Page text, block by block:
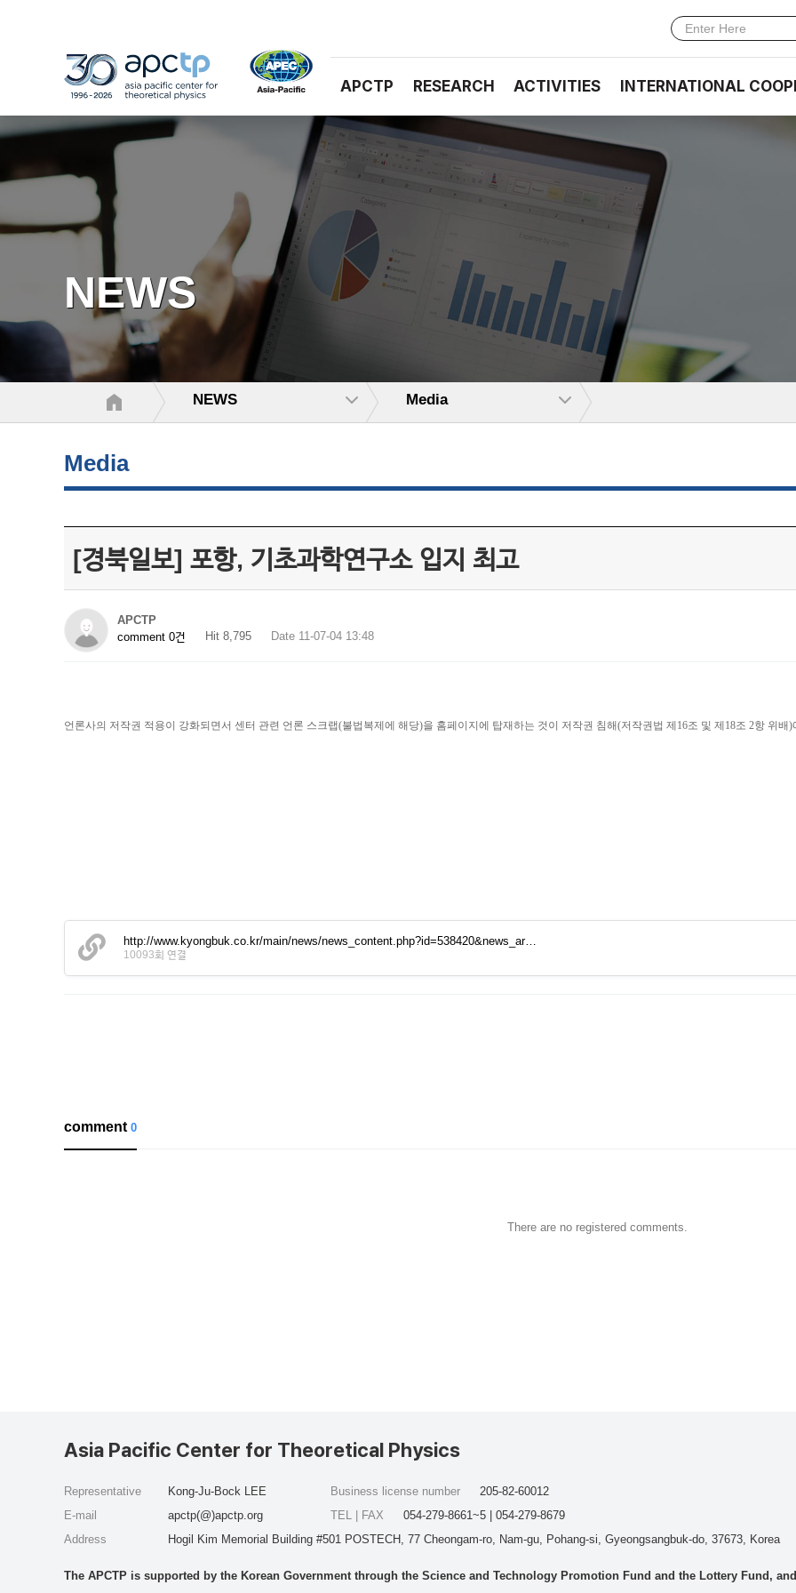
APCTP RESEARCH ACTIVITIES INTERNATIONAL
NEWS
NEWS Media
Media
[경북일보] 포항, 기초과학연구소 입지 최고
APCTP
comment 0건
Hit 8,795 Date 11-07-04 13:48
언론사의 저작권 적용이 강화되면서 센터 관련 언론 스크랩(불법복제에 해당)을 홈페이지에 탑재하는 것이 저작권 침해(저작권법 제16조 및 제18조 2항 위
http://www.kyongbuk.co.kr/main/news/news_content.php?id=538420&news_ar…
10093회 연결
comment0
There are no registered comments.
Asia Pacific Center for Theoretical Physics
Representative
Kong-Ju-Bock LEE
E-mail
apctp(@)apctp.org
Address
Hogil Kim Memorial Building #501 POSTECH, 77 Cheongam-ro, Nam-gu, Pohang-si, Gyeongsangbuk-do, 37673, Korea
Business license number
205-82-60012
TEL | FAX
054-279-8661~5 | 054-279-8679
The APCTP is supported by the Korean Government through the Science and Technology Promotion Fund and the Lottery Fund,